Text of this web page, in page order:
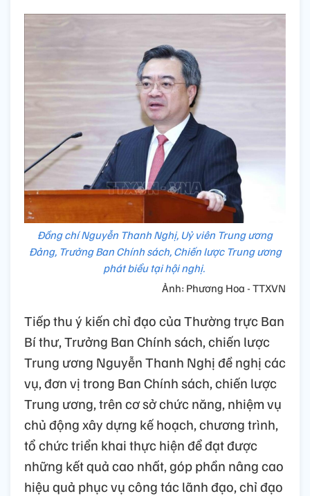
Đồng chí Nguyễn Thanh Nghị, Uỷ viên Trung ương
Đảng, Trưởng Ban Chính sách, Chiến lược Trung ương
phát biểu tại hội nghị.
Ảnh: Phương Hoa - TTXVN
Tiếp thu ý kiến chỉ đạo của Thường trực Ban
Bí thư, Trưởng Ban Chính sách, chiến lược
Trung ương Nguyễn Thanh Nghị đề nghị các
vụ, đơn vị trong Ban Chính sách, chiến lược
Trung ương, trên cơ sở chức năng, nhiệm vụ
chủ động xây dựng kế hoạch, chương trình,
tổ chức triển khai thực hiện để đạt được
những kết quả cao nhất, góp phần nâng cao
hiệu quả phục vụ công tác lãnh đạo, chỉ đạo